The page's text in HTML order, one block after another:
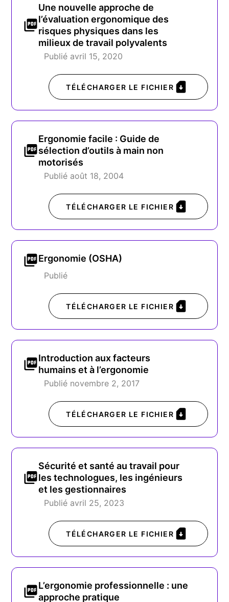
Une nouvelle approche de
l’évaluation ergonomique des
risques physiques dans les
milieux de travail polyvalents
Publié avril 15, 2020
TÉLÉCHARGER LE FICHIER
Ergonomie facile : Guide de
sélection d’outils à main non
motorisés
Publié août 18, 2004
TÉLÉCHARGER LE FICHIER
Ergonomie (OSHA)
Publié
TÉLÉCHARGER LE FICHIER
Introduction aux facteurs
humains et à l’ergonomie
Publié novembre 2, 2017
TÉLÉCHARGER LE FICHIER
Sécurité et santé au travail pour
les technologues, les ingénieurs
et les gestionnaires
Publié avril 25, 2023
TÉLÉCHARGER LE FICHIER
L’ergonomie professionnelle : une
approche pratique